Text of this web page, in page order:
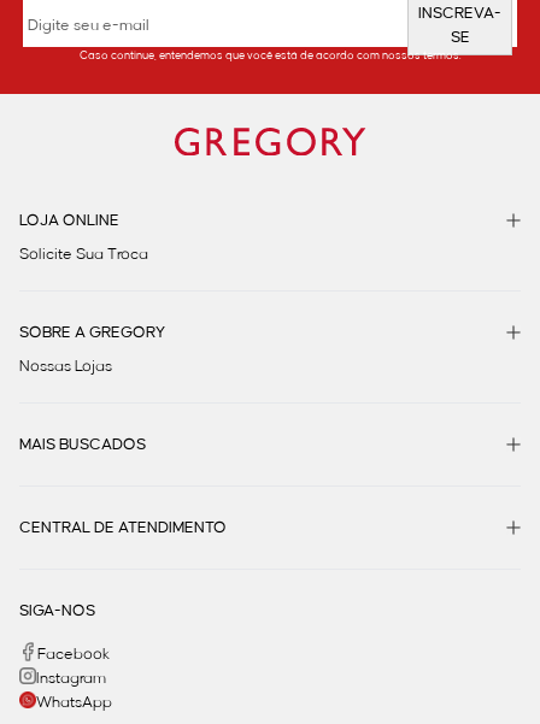
INSCREVA-
SE
Caso continue, entendemos que você está de acordo com nossos termos.
LOJA ONLINE
Solicite Sua Troca
SOBRE A GREGORY
Nossas Lojas
MAIS BUSCADOS
CENTRAL DE ATENDIMENTO
SIGA-NOS
Facebook
Instagram
WhatsApp